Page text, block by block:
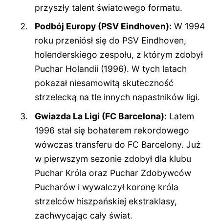
przyszły talent światowego formatu.
Podbój Europy (PSV Eindhoven): W 1994
roku przeniósł się do PSV Eindhoven,
holenderskiego zespołu, z którym zdobył
Puchar Holandii (1996). W tych latach
pokazał niesamowitą skuteczność
strzelecką na tle innych napastników ligi.
Gwiazda La Ligi (FC Barcelona): Latem
1996 stał się bohaterem rekordowego
wówczas transferu do FC Barcelony. Już
w pierwszym sezonie zdobył dla klubu
Puchar Króla oraz Puchar Zdobywców
Pucharów i wywalczył koronę króla
strzelców hiszpańskiej ekstraklasy,
zachwycając cały świat.